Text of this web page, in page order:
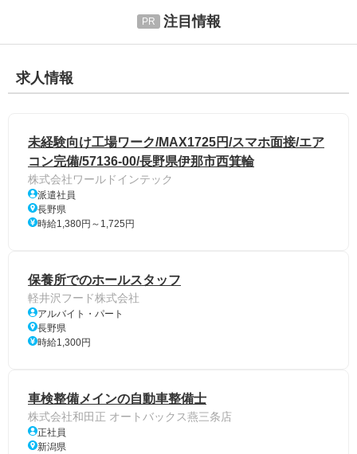
注目情報
求人情報
未経験向け工場ワーク/MAX1725円/スマホ面接/エア
コン完備/57136-00/長野県伊那市西箕輪
株式会社ワールドインテック
派遣社員
長野県
時給1,380円～1,725円
保養所でのホールスタッフ
軽井沢フード株式会社
アルバイト・パート
長野県
時給1,300円
車検整備メインの自動車整備士
株式会社和田正 オートバックス燕三条店
正社員
新潟県